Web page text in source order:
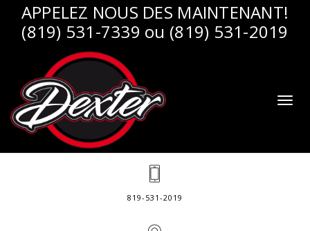
APPELEZ NOUS DES MAINTENANT!
(819) 531-7339 ou (819) 531-2019
Toggle
819-531-2019